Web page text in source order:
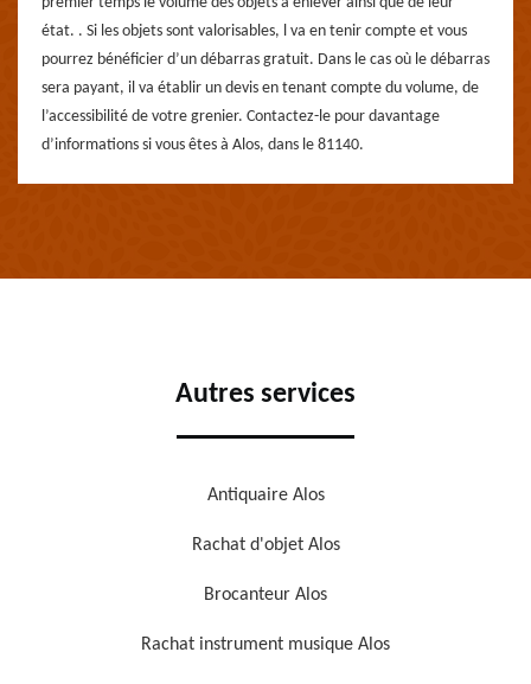
état. . Si les objets sont valorisables, l va en tenir compte et vous
pourrez bénéficier d’un débarras gratuit. Dans le cas où le débarras
sera payant, il va établir un devis en tenant compte du volume, de
l’accessibilité de votre grenier. Contactez-le pour davantage
d’informations si vous êtes à Alos, dans le 81140.
Autres services
Antiquaire Alos
Rachat d'objet Alos
Brocanteur Alos
Rachat instrument musique Alos